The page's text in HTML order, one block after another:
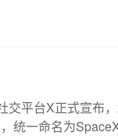
平台X正式宣布，
统一命名为